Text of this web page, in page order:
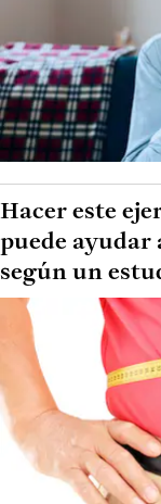
Hacer este
puede ayudar
según un